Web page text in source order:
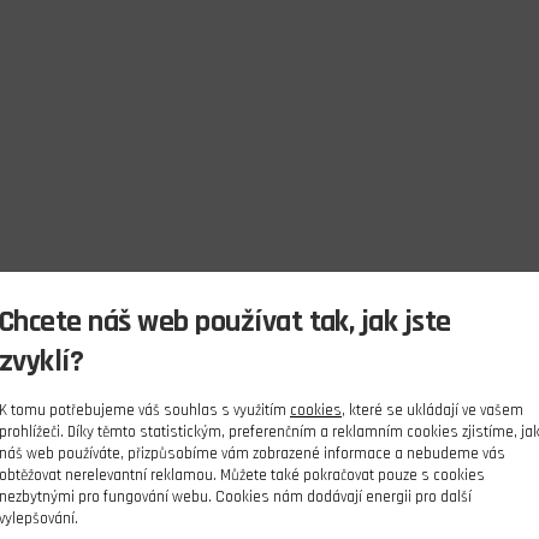
Chcete náš web používat tak, jak jste
zvyklí?
K tomu potřebujeme váš souhlas s využitím cookies, které se ukládají ve vašem
prohlížeči. Díky těmto statistickým, preferenčním a reklamním cookies zjistíme, jak
náš web používáte, přizpůsobíme vám zobrazené informace a nebudeme vás
obtěžovat nerelevantní reklamou. Můžete také pokračovat pouze s cookies
nezbytnými pro fungování webu. Cookies nám dodávají energii pro další
vylepšování.